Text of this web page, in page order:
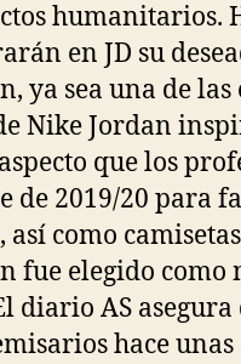
humanitarios.
en JD su
ya sea una de
Nike Jordan
que los
de 2019/20 para
así como
fue elegido como
diario AS
hace